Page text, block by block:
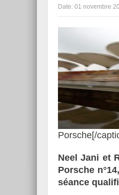
Date: 01 novembre
Porsche[/
Neel Jani et
Porsche
séance